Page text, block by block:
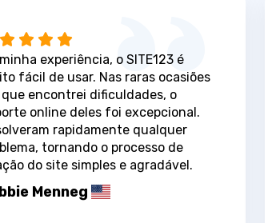
experiência, o SITE123 é
fácil de usar. Nas raras ocasiões
que encontrei dificuldades, o
online deles foi excepcional.
rapidamente qualquer
tornando o processo de
do site simples e agradável.
Menneg